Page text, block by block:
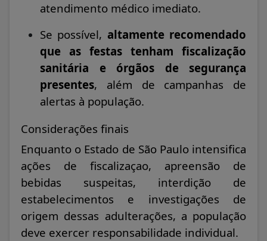
atendimento médico imediato.
Se possível, altamente recomendado
que as festas tenham fiscalização
sanitária e órgãos de segurança
presentes, além de campanhas de
alertas à população.
Considerações finais
Enquanto o Estado de São Paulo intensifica
ações de fiscalizaçao, apreensão de
bebidas suspeitas, interdição de
estabelecimentos e investigações de
origem dessas adulterações, a população
deve exercer responsabilidade individual.